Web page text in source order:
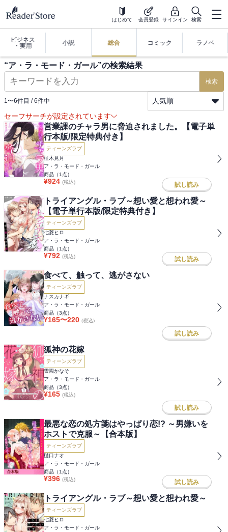
はじめて 会員登録 サインイン 検索
ビジネス
・実用
小説 総合 コミック ラノベ
“ア・ラ・モード・ガール”の検索結果
検索
1〜6件目 / 6件中
人気順
セーフサーチが設定されています
営業課のチャラ男に脅迫されました。【電子単
行本版/限定特典付き】
ティーンズラブ
柾木見月
ア・ラ・モード・ガール
商品（1 点）
¥924 (税込) 試し読み
トライアングル・ラブ～想い愛と想われ愛～
【電子単行本版/限定特典付き】
ティーンズラブ
七菱ヒロ
ア・ラ・モード・ガール
商品（1 点）
¥792 (税込) 試し読み
食べて、触って、逃がさない
ティーンズラブ
ナスカナギ
ア・ラ・モード・ガール
商品（3点）
¥165〜220 (税込)
試し読み
狐神の花嫁
ティーンズラブ
雪園かなそ
ア・ラ・モード・ガール
商品（3点）
¥165 (税込)
試し読み
最悪な恋の処方箋はやっぱり恋!? ～男嫌いを
ホストで克服～【合本版】
ティーンズラブ
樋口ナオ
ア・ラ・モード・ガール
商品（1 点）
¥396 (税込) 試し読み
トライアングル・ラブ～想い愛と想われ愛～
ティーンズラブ
七菱ヒロ
ア・ラ・モード・ガール